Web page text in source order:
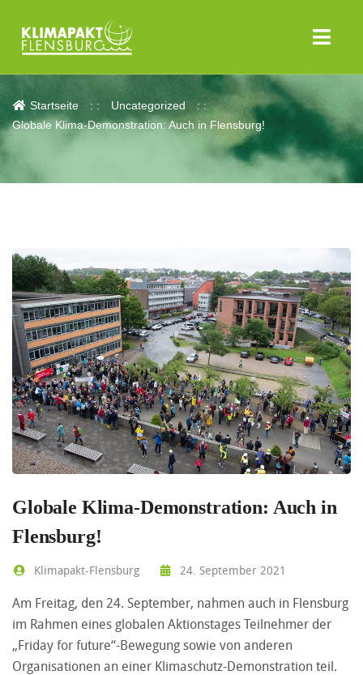
Aktuelles
Startseite
Uncategorized
Globale Klima-Demonstration: Auch in Flensburg!
Globale Klima-Demonstration: Auch in
Flensburg!
Klimapakt-Flensburg 24. September 2021
Am Freitag, den 24. September, nahmen auch in Flensburg
im Rahmen eines globalen Aktionstages Teilnehmer der
„Friday for future“-Bewegung sowie von anderen
Organisationen an einer Klimaschutz-Demonstration teil.